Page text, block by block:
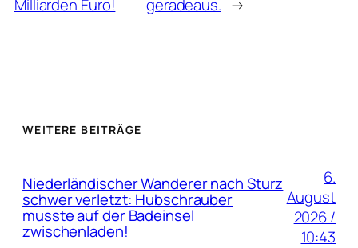
Milliarden Euro!
geradeaus. →
WEITERE BEITRÄGE
Niederländischer Wanderer nach Sturz
schwer verletzt: Hubschrauber
musste auf der Badeinsel
zwischenladen!
6.
August
2026 /
10:43